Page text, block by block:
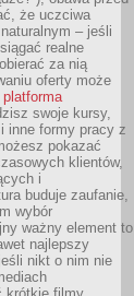
że uczciwa
– jeśli
realne
za nią
oferty może
platforma
swoje kursy,
inne formy pracy z
pokazać
klientów,
i
buduje zaufanie,
wybór
ważny element to
najlepszy
nikt o nim nie